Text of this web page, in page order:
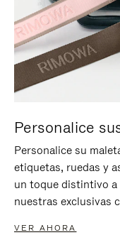
Personalice
Personalice su
etiquetas, ruedas y
un toque distintivo a
nuestras exclusivas
VER AHORA